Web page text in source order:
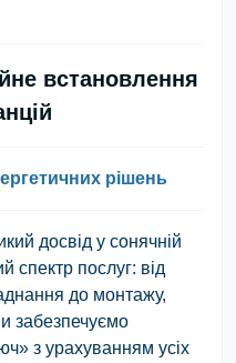
встановлення
рішень
досвід у сонячній
спектр послуг: від
до монтажу,
забезпечуємо
з урахуванням усіх